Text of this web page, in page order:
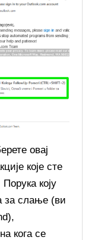
овај
које сте
коју
за слање (ви
кога се